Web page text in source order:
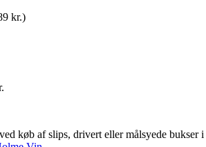
kr.)
køb af slips, drivert eller målsyede bukser i